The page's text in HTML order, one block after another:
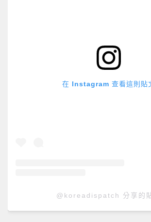
在 Instagram 查看這則貼
@koreadispatch 分享的